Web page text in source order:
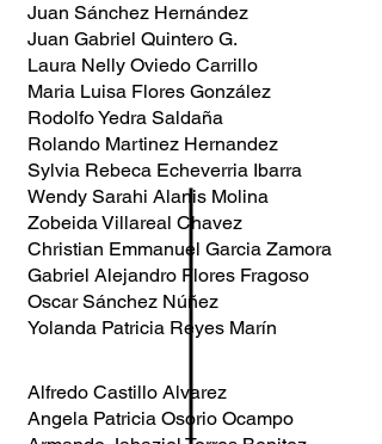
Juan Sánchez Hernández
Juan Gabriel Quintero G.
Laura Nelly Oviedo Carrillo
Maria Luisa Flores González
Rodolfo Yedra Saldaña
Rolando Martinez Hernandez
Sylvia Rebeca Echeverria Ibarra
Wendy Sarahi Alanis Molina
Zobeida Villareal Chavez
Christian Emmanuel Garcia Zamora
Gabriel Alejandro Flores Fragoso
Oscar Sánchez Núñez
Yolanda Patricia Reyes Marín
Alfredo Castillo Alvarez
Angela Patricia Osorio Ocampo